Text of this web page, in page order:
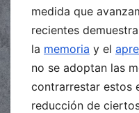
medida que
recientes
la memoria y el
no se adoptan las
contrarrestar estos
reducción de